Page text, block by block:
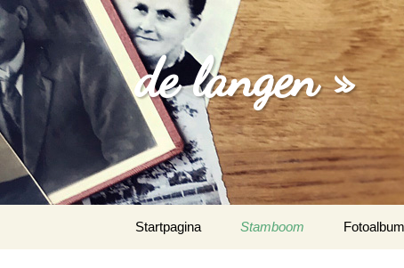
de langen »
naar
Startpagina Stamboom Fotoalbum